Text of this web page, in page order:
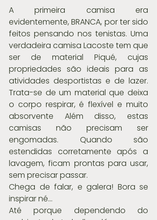
A primeira camisa era
evidentemente, BRANCA, por ter sido
feitos pensando nos tenistas. Uma
verdadeira camisa Lacoste tem que
ser de material Piqué, cujas
propriedades são ideais para as
atividades desportistas e de lazer.
Trata-se de um material que deixa
o corpo respirar, é flexível e muito
absorvente Além disso, estas
camisas não precisam ser
engomadas. Quando são
estendidas corretamente após a
lavagem, ficam prontas para usar,
sem precisar passar.
Chega de falar, e galera! Bora se
inspirar né...
Até porque dependendo do